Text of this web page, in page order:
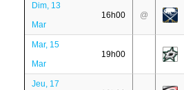
Dim, 13
Mar
16h00 @
Mar, 15
Mar
19h00
Jeu, 17